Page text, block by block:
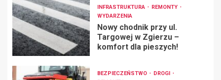
INFRASTRUKTURA
REMONTY
WYDARZENIA
Nowy chodnik przy ul.
Targowej w Zgierzu –
komfort dla pieszych!
BEZPIECZEŃSTWO
DROGI